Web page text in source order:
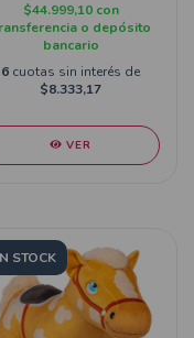
$44.999,10 con
o depósito
bancario
6 cuotas sin interés de
$8.333,17
VER
STOCK